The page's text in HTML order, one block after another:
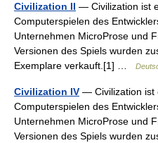
Civilization II — Civilization ist
Computerspielen des
Unternehmen MicroProse und
Versionen des Spiels wurden
Exemplare verkauft.[1] …
Civilization IV — Civilization ist
Computerspielen des
Unternehmen MicroProse und
Versionen des Spiels wurden